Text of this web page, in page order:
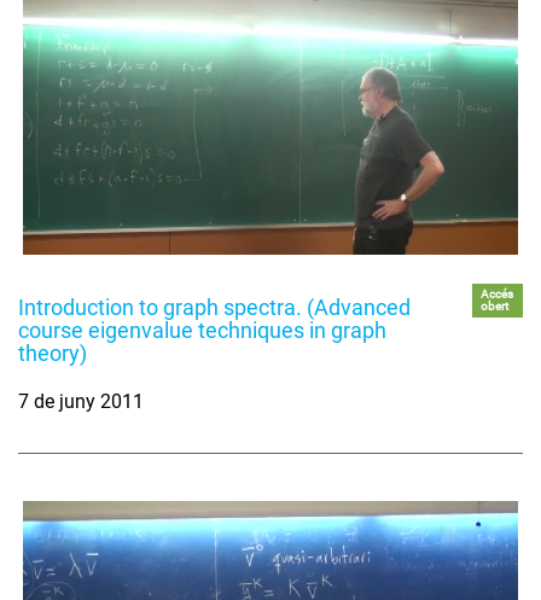
Introduction to graph spectra. (Advanced
course eigenvalue techniques in graph
theory)
Accés
obert
7 de juny 2011